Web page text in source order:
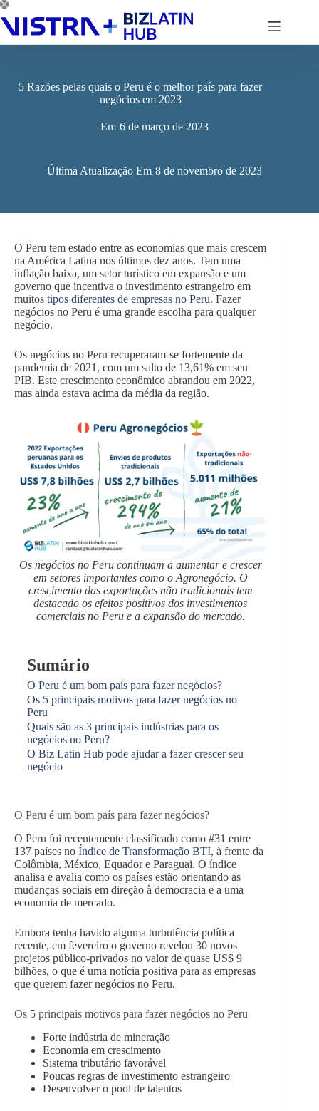
Pular
para
conteúdo
5 Razões pelas quais o Peru é o melhor país para fazer
negócios em 2023
Em 6 de março de 2023
Última Atualização Em 8 de novembro de 2023
O Peru tem estado entre as economias que mais crescem
na América Latina nos últimos dez anos. Tem uma
inflação baixa, um setor turístico em expansão e um
governo que incentiva o investimento estrangeiro em
muitos tipos diferentes de empresas no Peru. Fazer
negócios no Peru é uma grande escolha para qualquer
negócio.
Os negócios no Peru recuperaram-se fortemente da
pandemia de 2021, com um salto de 13,61% em seu
PIB. Este crescimento econômico abrandou em 2022,
mas ainda estava acima da média da região.
Os negócios no Peru continuam a aumentar e crescer
em setores importantes como o Agronegócio. O
crescimento das exportações não tradicionais tem
destacado os efeitos positivos dos investimentos
comerciais no Peru e a expansão do mercado.
Sumário
O Peru é um bom país para fazer negócios?
Os 5 principais motivos para fazer negócios no
Peru
Quais são as 3 principais indústrias para os
negócios no Peru?
O Biz Latin Hub pode ajudar a fazer crescer seu
negócio
O Peru é um bom país para fazer negócios?
O Peru foi recentemente classificado como #31 entre
137 países no Índice de Transformação BTI, à frente da
Colômbia, México, Equador e Paraguai. O índice
analisa e avalia como os países estão orientando as
mudanças sociais em direção à democracia e a uma
economia de mercado.
Embora tenha havido alguma turbulência política
recente, em fevereiro o governo revelou 30 novos
projetos público-privados no valor de quase US$ 9
bilhões, o que é uma notícia positiva para as empresas
que querem fazer negócios no Peru.
Os 5 principais motivos para fazer negócios no Peru
Forte indústria de mineração
Economia em crescimento
Sistema tributário favorável
Poucas regras de investimento estrangeiro
Desenvolver o pool de talentos